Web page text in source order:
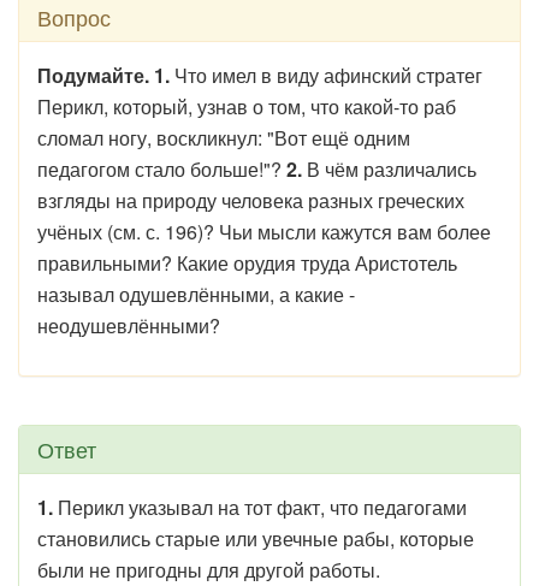
Вопрос
Подумайте. 1. Что имел в виду афинский стратег
Перикл, который, узнав о том, что какой-то раб
сломал ногу, воскликнул: "Вот ещё одним
педагогом стало больше!"? 2. В чём различались
взгляды на природу человека разных греческих
учёных (см. с. 196)? Чьи мысли кажутся вам более
правильными? Какие орудия труда Аристотель
называл одушевлёнными, а какие -
неодушевлёнными?
Ответ
1. Перикл указывал на тот факт, что педагогами
становились старые или увечные рабы, которые
были не пригодны для другой работы.